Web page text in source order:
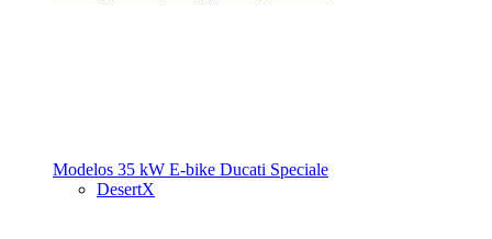
Modelos 35 kW E-bike Ducati Speciale
DesertX